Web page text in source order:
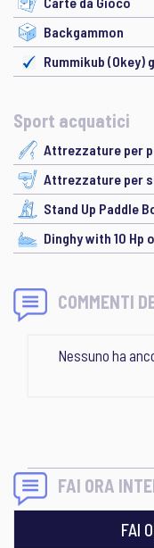
Backgammon
Rummikub (Okey)
Sport acquatici
Attrezzature per
Attrezzature per
Stand Up Paddle
Dinghy with 10 Hp
COMMENTI
Nessuno ha
FAI ORA
FAI